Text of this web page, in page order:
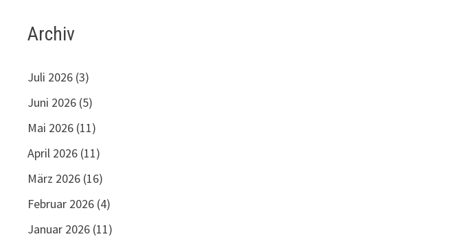
Archiv
Juli 2026 (3)
Juni 2026 (5)
Mai 2026 (11)
April 2026 (11)
März 2026 (16)
Februar 2026 (4)
Januar 2026 (11)